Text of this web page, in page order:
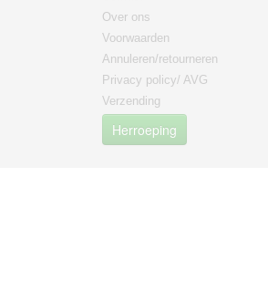
Over ons
Voorwaarden
Annuleren/retourneren
Privacy policy/ AVG
Verzending
Herroeping